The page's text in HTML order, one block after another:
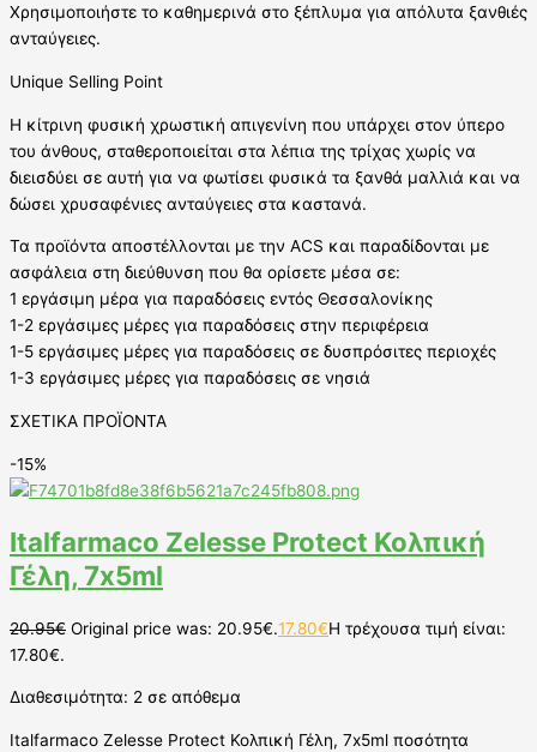
Χρησιμοποιήστε το καθημερινά στο ξέπλυμα για απόλυτα ξανθιές
ανταύγειες.
Unique Selling Point
H κίτρινη φυσική χρωστική απιγενίνη που υπάρχει στον ύπερο
του άνθους, σταθεροποιείται στα λέπια της τρίχας χωρίς να
διεισδύει σε αυτή για να φωτίσει φυσικά τα ξανθά μαλλιά και να
δώσει χρυσαφένιες ανταύγειες στα καστανά.
Τα προϊόντα αποστέλλονται με την ACS και παραδίδονται με
ασφάλεια στη διεύθυνση που θα ορίσετε μέσα σε:
1 εργάσιμη μέρα για παραδόσεις εντός Θεσσαλονίκης
1-2 εργάσιμες μέρες για παραδόσεις στην περιφέρεια
1-5 εργάσιμες μέρες για παραδόσεις σε δυσπρόσιτες περιοχές
1-3 εργάσιμες μέρες για παραδόσεις σε νησιά
ΣΧΕΤΙΚΑ ΠΡΟΪΟΝΤΑ
-15%
Italfarmaco Zelesse Protect Κολπική
Γέλη, 7x5ml
20.95€ Original price was: 20.95€.17.80€Η τρέχουσα τιμή είναι:
17.80€.
Διαθεσιμότητα: 2 σε απόθεμα
Italfarmaco Zelesse Protect Κολπική Γέλη, 7x5ml ποσότητα